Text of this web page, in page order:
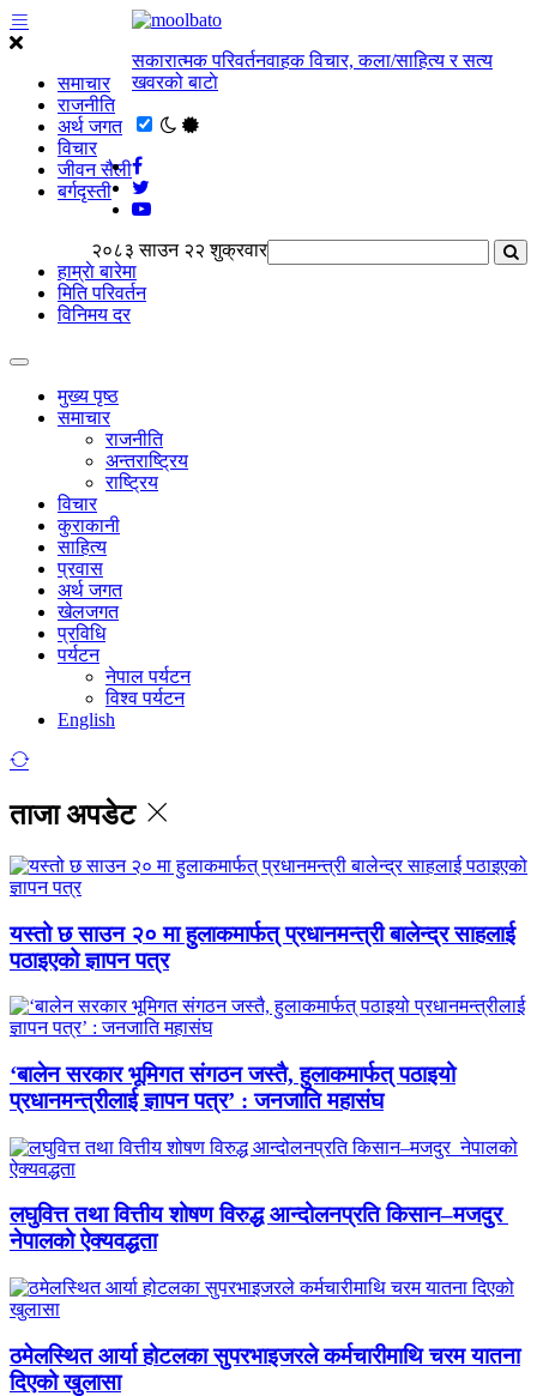
समाचार
राजनीति
अर्थ जगत
विचार
जीवन सैली
बर्गदृस्ती
सकारात्मक परिवर्तनवाहक विचार, कला/साहित्य र सत्य
खवरको बाटाे
२०८३ साउन २२ शुक्रवार
हाम्राे बारेमा
मिति परिवर्तन
विनिमय दर
मुख्य पृष्ठ
समाचार
राजनीति
अन्तराष्ट्रिय
राष्ट्रिय
विचार
कुराकानी
साहित्य
प्रवास
अर्थ जगत
खेलजगत
प्रविधि
पर्यटन
नेपाल पर्यटन
विश्व पर्यटन
English
ताजा अपडेट
यस्तो छ साउन २० मा हुलाकमार्फत् प्रधानमन्त्री बालेन्द्र साहलाई
पठाइएको ज्ञापन पत्र
‘बालेन सरकार भूमिगत संगठन जस्तै, हुलाकमार्फत् पठाइयो
प्रधानमन्त्रीलाई ज्ञापन पत्र’ : जनजाति महासंघ
लघुवित्त तथा वित्तीय शोषण विरुद्ध आन्दोलनप्रति किसान–मजदुर
नेपालको ऐक्यवद्धता
ठमेलस्थित आर्या होटलका सुपरभाइजरले कर्मचारीमाथि चरम यातना
दिएको खुलासा